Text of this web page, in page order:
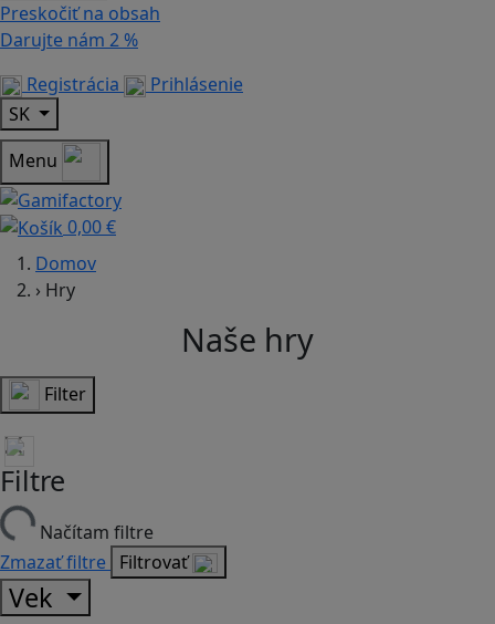
Preskočiť na obsah
Darujte nám 2 %
Registrácia
Prihlásenie
SK
Menu
0,00 €
Domov
› Hry
Naše hry
Filter
Filtre
Načítam filtre
Zmazať filtre Filtrovať
Vek